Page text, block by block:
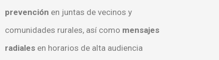
prevención en juntas de vecinos y
comunidades rurales, así como mensajes
radiales en horarios de alta audiencia